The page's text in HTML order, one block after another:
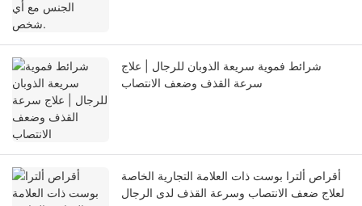
شرائط فموية سريعة الذوبان للرجال | علاج
سرعة القذف وضعف الانتصاب
أقراص ألترا بوست ذات العلامة التجارية الخاصة
لعلاج ضعف الانتصاب وسرعة القذف لدى الرجال